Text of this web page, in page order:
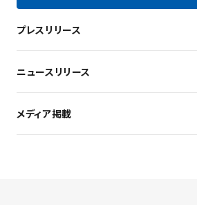
プレスリリース
ニュースリリース
メディア掲載